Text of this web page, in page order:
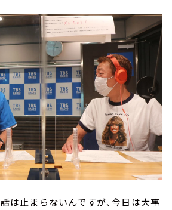
は止まらないんですが、今日は大事